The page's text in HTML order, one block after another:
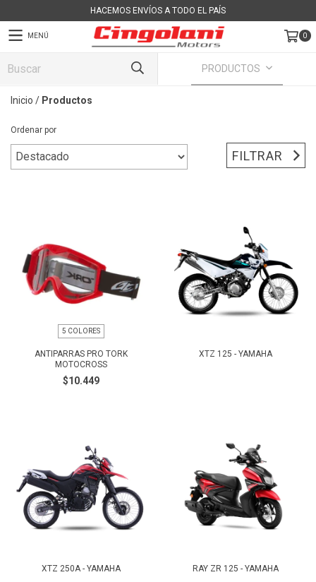
HACEMOS ENVÍOS A TODO EL PAÍS
MENÚ 0
PRODUCTOS
Inicio / Productos
Ordenar por
FILTRAR
5 COLORES
ANTIPARRAS PRO TORK
MOTOCROSS
$10.449
XTZ 125 - YAMAHA
XTZ 250A - YAMAHA RAY ZR 125 - YAMAHA